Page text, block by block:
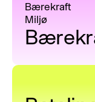
Bærekraft
Miljø
Betalingsformidling